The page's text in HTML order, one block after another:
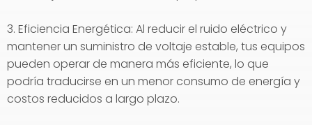
3. Eficiencia Energética: Al reducir el ruido eléctrico y
mantener un suministro de voltaje estable, tus equipos
pueden operar de manera más eficiente, lo que
podría traducirse en un menor consumo de energía y
costos reducidos a largo plazo.